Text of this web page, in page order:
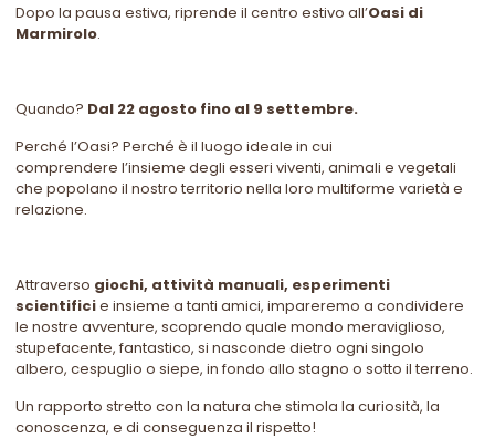
Dopo la pausa estiva, riprende il centro estivo all’Oasi di
Marmirolo.
Quando? Dal 22 agosto fino al 9 settembre.
Perché l’Oasi? Perché è il luogo ideale in cui
comprendere l’insieme degli esseri viventi, animali e vegetali
che popolano il nostro territorio nella loro multiforme varietà e
relazione.
Attraverso giochi, attività manuali, esperimenti
scientificie insieme a tanti amici, impareremo a condividere
le nostre avventure, scoprendo quale mondo meraviglioso,
stupefacente, fantastico, si nasconde dietro ogni singolo
albero, cespuglio o siepe, in fondo allo stagno o sotto il terreno.
Un rapporto stretto con la natura che stimola la curiosità, la
conoscenza, e di conseguenza il rispetto!